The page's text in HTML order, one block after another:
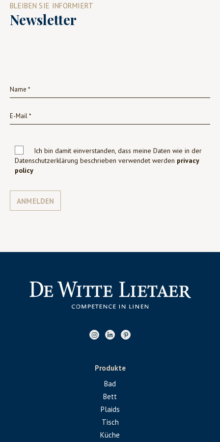
BLEIBEN SIE INFORMIERT
Newsletter
Ich bin damit einverstanden, dass meine Daten wie in der
Datenschutzerklärung beschrieben verwendet werden privacy
policy
ANMELDEN
Produkte
Bad
Bett
Plaids
Tisch
Küche